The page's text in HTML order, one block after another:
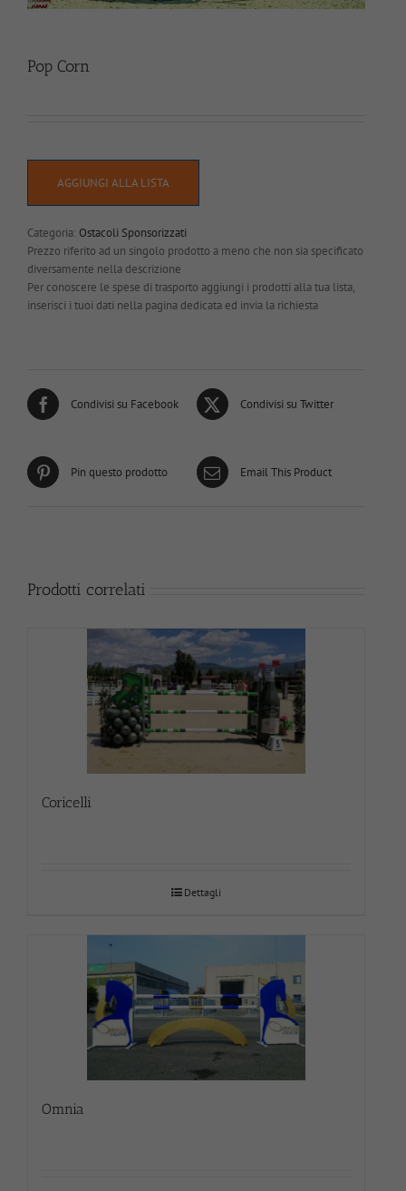
Pop Corn
AGGIUNGI ALLA LISTA
Categoria: Ostacoli Sponsorizzati
Prezzo riferito ad un singolo prodotto a meno che non sia specificato
diversamente nella descrizione
Per conoscere le spese di trasporto aggiungi i prodotti alla tua lista,
inserisci i tuoi dati nella pagina dedicata ed invia la richiesta
Condivisi su Facebook Condivisi su Twitter
Pin questo prodotto Email This Product
Prodotti correlati
Coricelli
Dettagli
Omnia